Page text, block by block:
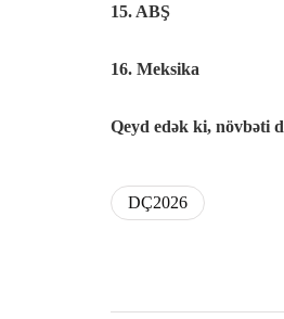
15. ABŞ
16. Meksika
Qeyd edək ki, növbəti
DÇ2026